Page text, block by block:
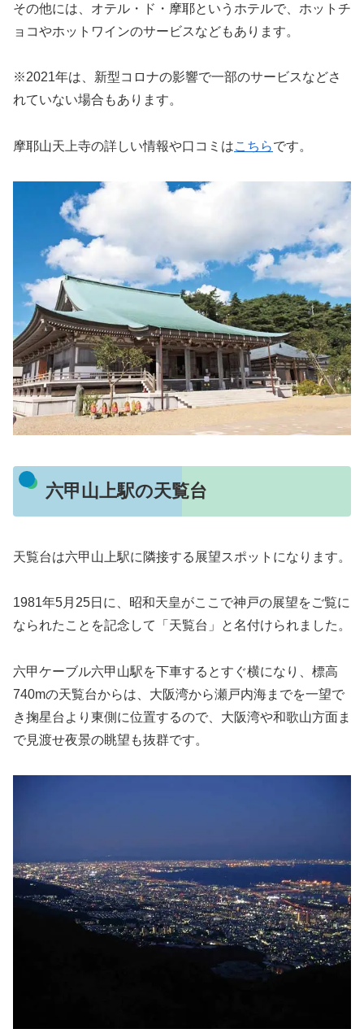
その他には、オテル・ド・摩耶というホテルで、ホットチ
ョコやホットワインのサービスなどもあります。
※2021年は、新型コロナの影響で一部のサービスなどさ
れていない場合もあります。
摩耶山天上寺の詳しい情報や口コミはこちらです。
六甲山上駅の天覧台
天覧台は六甲山上駅に隣接する展望スポットになります。
1981年5月25日に、昭和天皇がここで神戸の展望をご覧に
なられたことを記念して
「天覧台」 と名付けられました。
六甲ケーブル六甲山駅を下車するとすぐ横になり、標高
740mの天覧台からは、大阪湾から瀬戸内海までを一望で
き掬星台より東側に位置するので、大阪湾や和歌山方面ま
で見渡せ夜景の眺望も抜群です。